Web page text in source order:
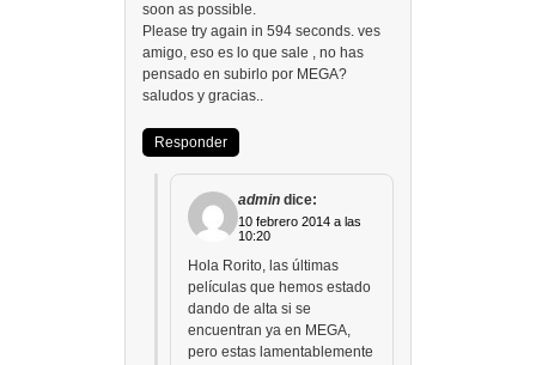
soon as possible.
Please try again in 594 seconds. ves
amigo, eso es lo que sale , no has
pensado en subirlo por MEGA?
saludos y gracias..
Responder
admin dice:
10 febrero 2014 a las
10:20
Hola Rorito, las últimas
películas que hemos estado
dando de alta si se
encuentran ya en MEGA,
pero estas lamentablemente